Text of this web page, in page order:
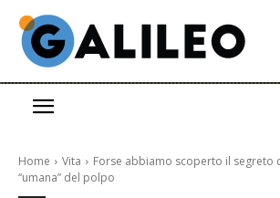
Home Vita
Forse abbiamo scoperto il segreto
“umana” del polpo